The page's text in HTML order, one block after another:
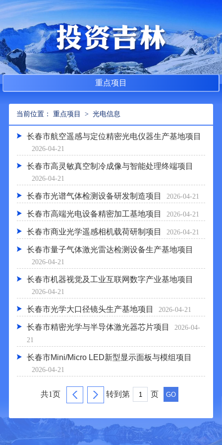
重点项目
当前位置： 重点项目 > 光电信息
长春市航空遥感与定位精密光电仪器生产基地项目
2026-04-21
长春市高灵敏真空制冷成像与智能处理终端项目
2026-04-21
长春市光谱气体检测设备研发制造项目 2026-04-21
长春市高端光电设备精密加工基地项目 2026-04-21
长春市商业光学遥感相机载荷研制项目 2026-04-21
长春市量子气体激光雷达检测设备生产基地项目
2026-04-21
长春市机器视觉及工业互联网数字产业基地项目
2026-04-21
长春市光学大口径镜头生产基地项目 2026-04-21
长春市精密光学与半导体激光器芯片项目
2026-04-
21
长春市Mini/Micro LED新型显示面板与模组项目
2026-04-21
共1页 转到第 页